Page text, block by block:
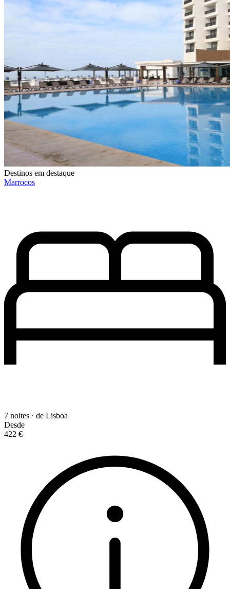
Destinos em destaque
Marrocos
7 noites · de Lisboa
Desde
422 €